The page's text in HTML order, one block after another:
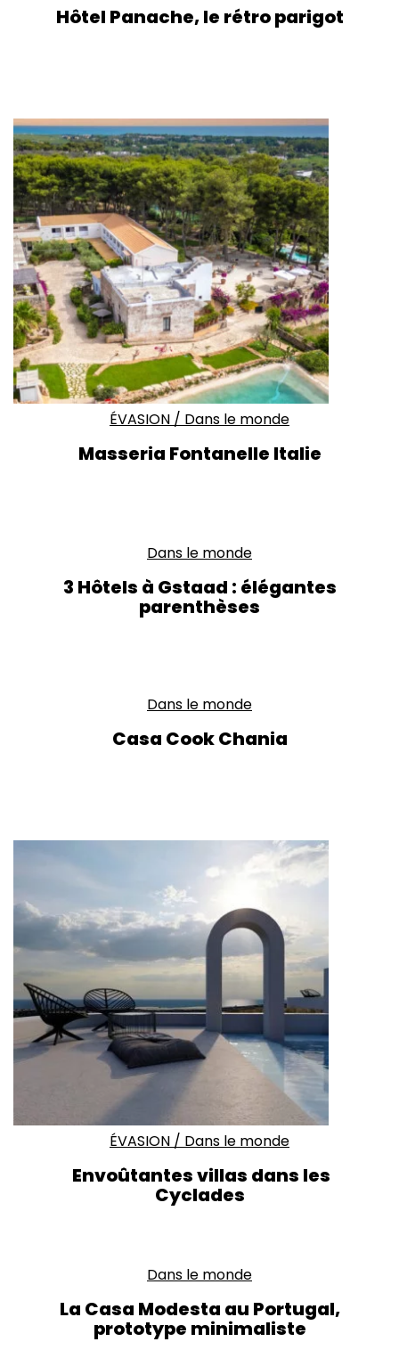
Hôtel Panache, le rétro parigot
ÉVASION / Dans le monde
Masseria Fontanelle Italie
Dans le monde
3 Hôtels à Gstaad : élégantes
parenthèses
Dans le monde
Casa Cook Chania
ÉVASION / Dans le monde
Envoûtantes villas dans les
Cyclades
Dans le monde
La Casa Modesta au Portugal,
prototype minimaliste